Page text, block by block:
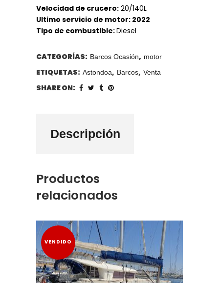
Velocidad de crucero: 20/140L
Ultimo servicio de motor: 2022
Tipo de combustible:Diesel
CATEGORÍAS: Barcos Ocasión, motor
ETIQUETAS: Astondoa, Barcos, Venta
SHARE ON:
Descripción
Productos
relacionados
VENDIDO